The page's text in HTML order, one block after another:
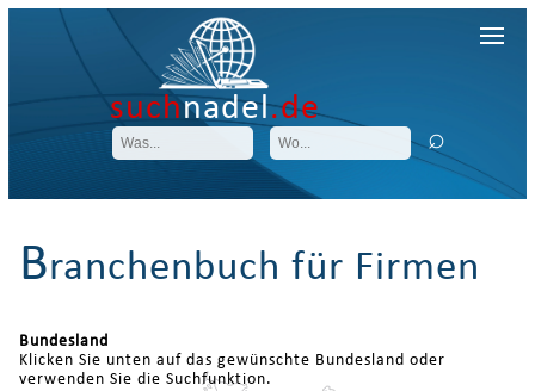
suchnadel.de
Branchenbuch für Firmen
Bundesland
Klicken Sie unten auf das gewünschte Bundesland oder
verwenden Sie die Suchfunktion.